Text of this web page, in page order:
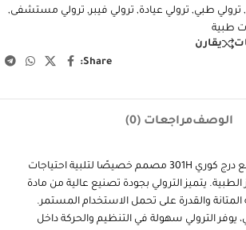
, ترولي طبي, ترولي عيادة, ترولي فيبر, ترولي مستشفى,
طبية
يقارن
Share:
الوصفمراجعات (0)
ترولي ثلاث أرفف فيبر مع درج كوري 301H مصمم خصيصًا لتلبية احتياجات
يتميز الترولي بجودة تصنيع عالية من مادة
المتانة والقدرة على تحمل الاستخدام المستمر.
الترولي سهولة في التنظيم والحركة داخل